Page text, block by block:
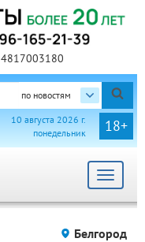
по новостям
18+
10 августа 2026 г.
понедельник
Toggle
Белгород